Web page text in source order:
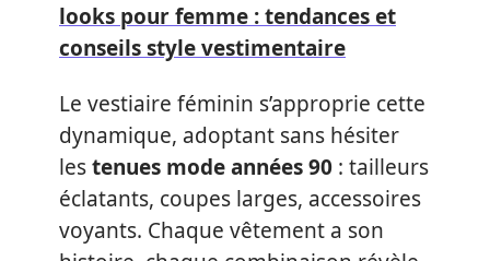
looks pour femme : tendances et
conseils style vestimentaire
Le vestiaire féminin s’approprie cette
dynamique, adoptant sans hésiter
lestenues mode années 90 : tailleurs
éclatants, coupes larges, accessoires
voyants. Chaque vêtement a son